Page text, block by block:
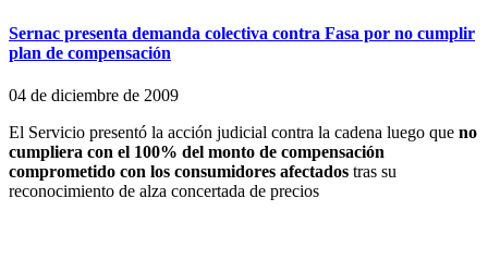
Sernac presenta demanda colectiva contra Fasa por no cumplir
plan de compensación
04 de diciembre de 2009
El Servicio presentó la acción judicial contra la cadena luego que no
cumpliera con el 100% del monto de compensación
comprometido con los consumidores afectados tras su
reconocimiento de alza concertada de precios